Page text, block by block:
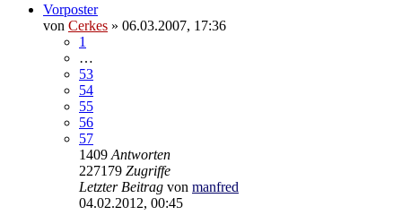
Vorposter
von Cerkes » 06.03.2007, 17:36
1
…
53
54
55
56
57
1409 Antworten
227179 Zugriffe
Letzter Beitrag von manfred
04.02.2012, 00:45